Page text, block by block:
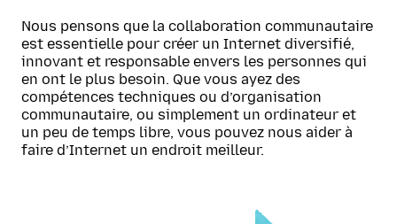
Nous pensons que la collaboration communautaire
est essentielle pour créer un Internet diversifié,
innovant et responsable envers les personnes qui
en ont le plus besoin. Que vous ayez des
compétences techniques ou d’organisation
communautaire, ou simplement un ordinateur et
un peu de temps libre, vous pouvez nous aider à
faire d’Internet un endroit meilleur.